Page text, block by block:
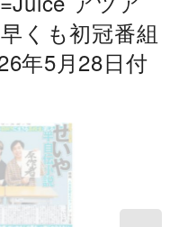
くも初冠番組
年5月28日付